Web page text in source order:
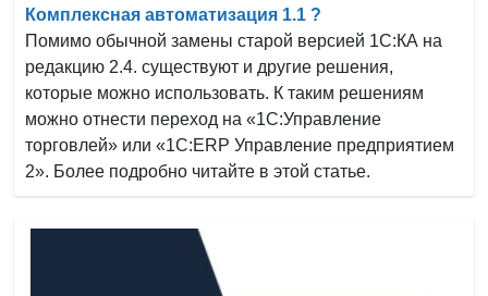
Комплексная автоматизация 1.1 ?
Помимо обычной замены старой версией 1С:КА на
редакцию 2.4. существуют и другие решения,
которые можно использовать. К таким решениям
можно отнести переход на «1С:Управление
торговлей» или «1C:ERP Управление предприятием
2». Более подробно читайте в этой статье.